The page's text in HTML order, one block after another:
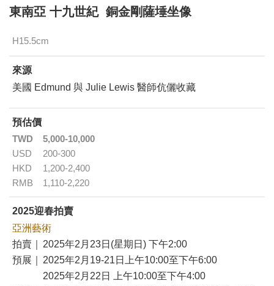
東南亞 十九世紀 銅金剛薩埵坐像
H15.5cm
來源
美國 Edmund 與 Julie Lewis 醫師伉儷收藏
預估價
TWD
5,000-10,000
USD
200-300
HKD
1,200-2,400
RMB
1,110-2,220
2025迎春拍賣
亞洲藝術
拍賣｜
2025年2月23日(星期日) 下午2:00
預展｜
2025年2月19-21日上午10:00至下午6:00
2025年2月22日 上午10:00至下午4:00